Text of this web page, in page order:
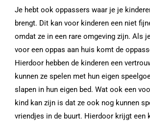
Je hebt ook oppassers waar je je
brengt. Dit kan voor kinderen een niet
omdat ze in een rare omgeving zijn. Als
voor een oppas aan huis komt de
Hierdoor hebben de kinderen een
kunnen ze spelen met hun eigen
slapen in hun eigen bed. Wat ook een
kind kan zijn is dat ze ook nog kunnen
vriendjes in de buurt. Hierdoor krijgt een